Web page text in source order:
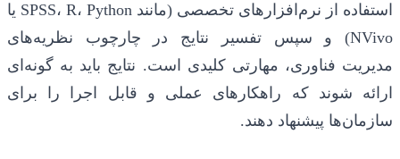
استفاده از نرم‌افزارهای تخصصی (مانند SPSS، R، Python یا
NVivo) و سپس تفسیر نتایج در چارچوب نظریه‌های
مدیریت فناوری، مهارتی کلیدی است. نتایج باید به گونه‌ای
ارائه شوند که راهکارهای عملی و قابل اجرا را برای
سازمان‌ها پیشنهاد دهند.